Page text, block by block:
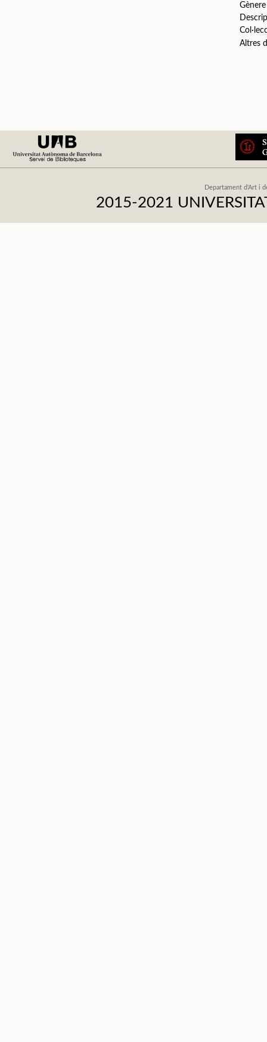
Gènere
Altres
Departament d'Art i
2015-2021